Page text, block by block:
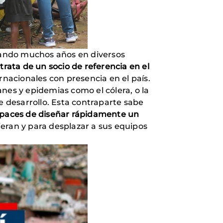
muchos años en diversos
trata de un socio de referencia en el
con presencia en el país.
y epidemias como el cólera, o la
desarrollo. Esta contraparte sabe
de diseñar rápidamente un
y para desplazar a sus equipos